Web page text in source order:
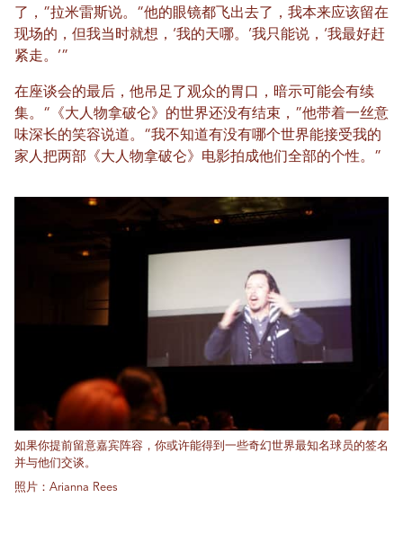
了，”拉米雷斯说。“他的眼镜都飞出去了，我本来应该留在
现场的，但我当时就想，‘我的天哪。’我只能说，‘我最好赶
紧走。’”
在座谈会的最后，他吊足了观众的胃口，暗示可能会有续
集。“《大人物拿破仑》的世界还没有结束，”他带着一丝意
味深长的笑容说道。“我不知道有没有哪个世界能接受我的
家人把两部《大人物拿破仑》电影拍成他们全部的个性。”
如果你提前留意嘉宾阵容，你或许能得到一些奇幻世界最知名球员的签名
并与他们交谈。
照片：Arianna Rees